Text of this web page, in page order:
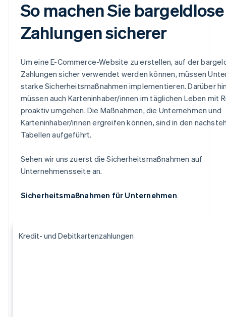
So machen Sie bargeldlose
Zahlungen sicherer
Um eine E-Commerce-Website zu erstellen, auf der
Zahlungen sicher verwendet werden können, müssen
starke Sicherheitsmaßnahmen implementieren. Darüber
müssen auch Karteninhaber/innen im täglichen Leben mit
proaktiv umgehen. Die Maßnahmen, die Unternehmen und
Karteninhaber/innen ergreifen können, sind in den
Tabellen aufgeführt.
Sehen wir uns zuerst die Sicherheitsmaßnahmen auf
Unternehmensseite an.
Sicherheitsmaßnahmen für Unternehmen
Kredit- und Debitkartenzahlungen